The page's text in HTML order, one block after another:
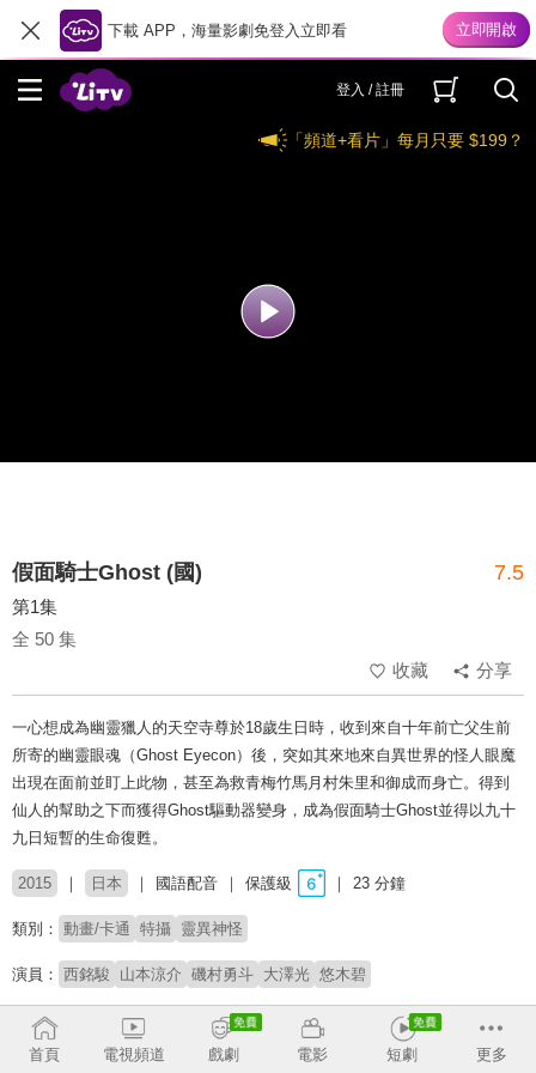
下載 APP，海量影劇免登入立即看
登入 / 註冊
「頻道+看片」每月只要 $199？
假面騎士Ghost (國) 7.5
第1集
全 50 集
收藏
分享
一心想成為幽靈獵人的天空寺尊於18歲生日時，收到來自十年前亡父生前
所寄的幽靈眼魂（Ghost Eyecon）後，突如其來地來自異世界的怪人眼魔
出現在面前並盯上此物，甚至為救青梅竹馬月村朱里和御成而身亡。得到
仙人的幫助之下而獲得Ghost驅動器變身，成為假面騎士Ghost並得以九十
九日短暫的生命復甦。
2015 日本 國語配音 保護級 23 分鐘
類別： 動畫/卡通 特攝 靈異神怪
演員： 西銘駿 山本涼介 磯村勇斗 大澤光 悠木碧
製作公司： 東映
導演： 小野寺章
首頁 電視頻道 戲劇 電影 短劇 更多